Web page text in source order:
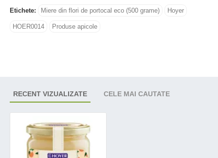
Etichete: Miere din flori de portocal eco (500 grame) Hoyer
HOER0014 Produse apicole
RECENT VIZUALIZATE CELE MAI CAUTATE